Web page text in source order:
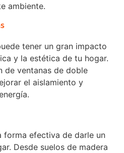
ambiente.
tener un gran impacto
y la estética de tu hogar.
de ventanas de doble
el aislamiento y
forma efectiva de darle un
Desde suelos de madera